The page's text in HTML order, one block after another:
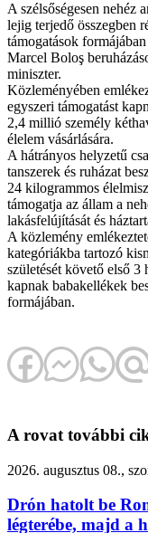
A szélsőségesen nehéz
lejig terjedő összegben
támogatások
Marcel Boloş
miniszter.
Közleményében
egyszeri támogatást
2,4 millió személy
élelem vásárlására.
A hátrányos helyzetű
tanszerek és ruházat
24 kilogrammos
támogatja az állam a
lakásfelújítását és
A közlemény
kategóriákba tartozó
születését követő első 3
kapnak babakellékek
formájában.
A rovat további
2026. augusztus 08.,
Drón hatolt be
légterébe, majd a